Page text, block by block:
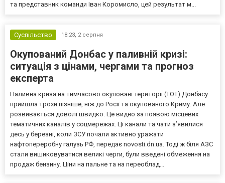
та представник команди Іван Коромисло, цей результат м...
Суспільство 18:23, 2 серпня
Окупований Донбас у паливній кризі:
ситуація з цінами, чергами та прогноз
експерта
Паливна криза на тимчасово окуповані території (ТОТ) Донбасу
прийшла трохи пізніше, ніж до Росії та окупованого Криму. Але
розвивається доволі швидко. Це видно за появою місцевих
тематичних каналів у соцмережах. Ці канали та чати з’явилися
десь у березні, коли ЗСУ почали активно уражати
нафтопереробну галузь РФ, передає novosti.dn.ua. Тоді ж біля АЗС
стали вишиковуватися великі черги, були введені обмеження на
продаж бензину. Ціни на пальне та на переоблад...